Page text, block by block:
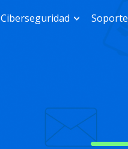
Ciberseguridad Soporte